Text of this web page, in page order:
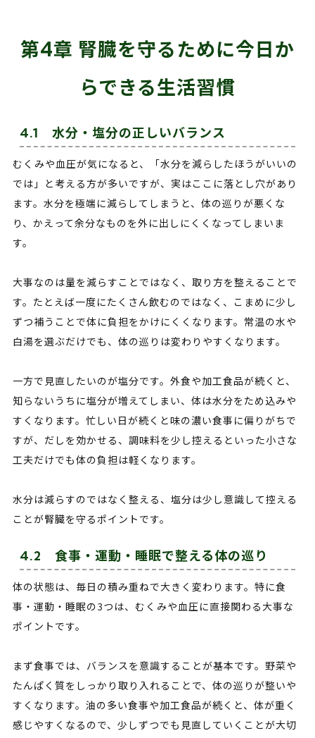
第4章 腎臓を守るために今日か
らできる生活習慣
4.1 水分・塩分の正しいバランス
むくみや血圧が気になると、「水分を減らしたほうがいいの
では」と考える方が多いですが、実はここに落とし穴があり
ます。水分を極端に減らしてしまうと、体の巡りが悪くな
り、かえって余分なものを外に出しにくくなってしまいま
す。
大事なのは量を減らすことではなく、取り方を整えることで
す。たとえば一度にたくさん飲むのではなく、こまめに少し
ずつ補うことで体に負担をかけにくくなります。常温の水や
白湯を選ぶだけでも、体の巡りは変わりやすくなります。
一方で見直したいのが塩分です。外食や加工食品が続くと、
知らないうちに塩分が増えてしまい、体は水分をため込みや
すくなります。忙しい日が続くと味の濃い食事に偏りがちで
すが、だしを効かせる、調味料を少し控えるといった小さな
工夫だけでも体の負担は軽くなります。
水分は減らすのではなく整える、塩分は少し意識して控える
ことが腎臓を守るポイントです。
4.2 食事・運動・睡眠で整える体の巡り
体の状態は、毎日の積み重ねで大きく変わります。特に食
事・運動・睡眠の3つは、むくみや血圧に直接関わる大事な
ポイントです。
まず食事では、バランスを意識することが基本です。野菜や
たんぱく質をしっかり取り入れることで、体の巡りが整いや
すくなります。油の多い食事や加工食品が続くと、体が重く
感じやすくなるので、少しずつでも見直していくことが大切